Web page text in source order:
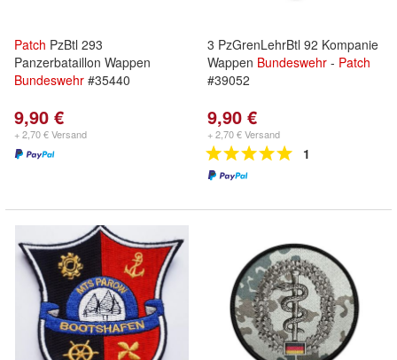
Patch PzBtl 293
Panzerbataillon Wappen
Bundeswehr #35440
9,90 €
+ 2,70 € Versand
3 PzGrenLehrBtl 92 Kompanie
Wappen Bundeswehr - Patch
#39052
9,90 €
+ 2,70 € Versand
1